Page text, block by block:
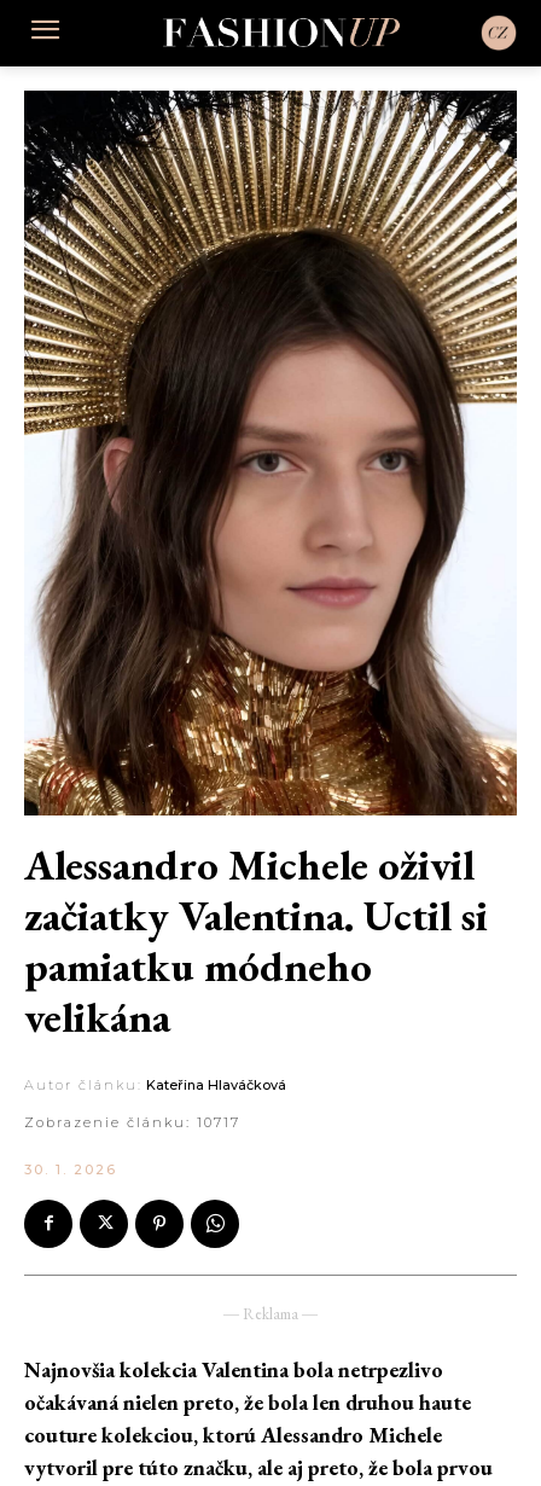
Alessandro Michele oživil
začiatky Valentina. Uctil si
pamiatku módneho
velikána
Autor článku: Kateřina Hlaváčková
Zobrazenie článku: 10717
30. 1. 2026
― Reklama ―
Najnovšia kolekcia Valentina bola netrpezlivo
očakávaná nielen preto, že bola len druhou haute
couture kolekciou, ktorú Alessandro Michele
vytvoril pre túto značku, ale aj preto, že bola prvou